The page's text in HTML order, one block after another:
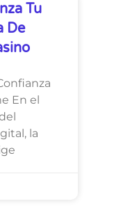
Tu
De
En el
la